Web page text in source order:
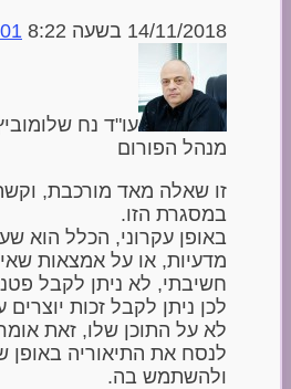
14/11/2018 בשעה 8:22
עו"ד נח
מנהל הפורום
זו שאלה מאד מורכבת,
במסגרת הזו.
באופן עקרוני, הכלל הוא
מדעיות, או על אמצאות
חשיבתי, לא ניתן לקבל
לכן ניתן לקבל זכות
לא על התוכן שלו, זאת
לנסח את התיאוריה באופן
ולהשתמש בה.